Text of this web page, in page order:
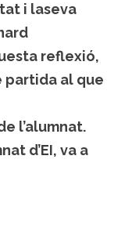
i laseva
reflexió,
partida al que
l’alumnat.
d’EI, va a